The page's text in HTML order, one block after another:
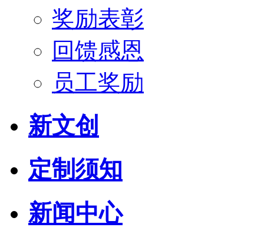
奖励表彰
回馈感恩
员工奖励
新文创
定制须知
新闻中心